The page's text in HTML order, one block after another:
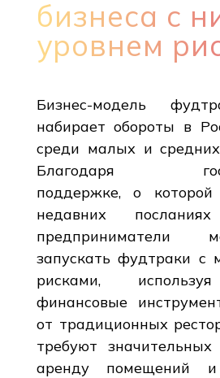
бизнеса с
уровнем
Бизнес-модель
набирает обороты в
среди малых и
Благодаря
поддержке, о которой
недавних
предприниматели
запускать фудтраки с
рисками,
финансовые
от традиционных
требуют
аренду помещений